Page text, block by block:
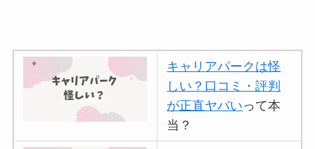
キャリアパークは怪
しい？口コミ・評判
が正直ヤバいって本
当？